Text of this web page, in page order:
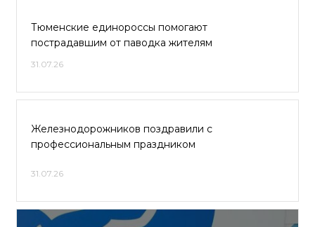
Тюменские единороссы помогают
пострадавшим от паводка жителям
31.07.26
Железнодорожников поздравили с
профессиональным праздником
31.07.26